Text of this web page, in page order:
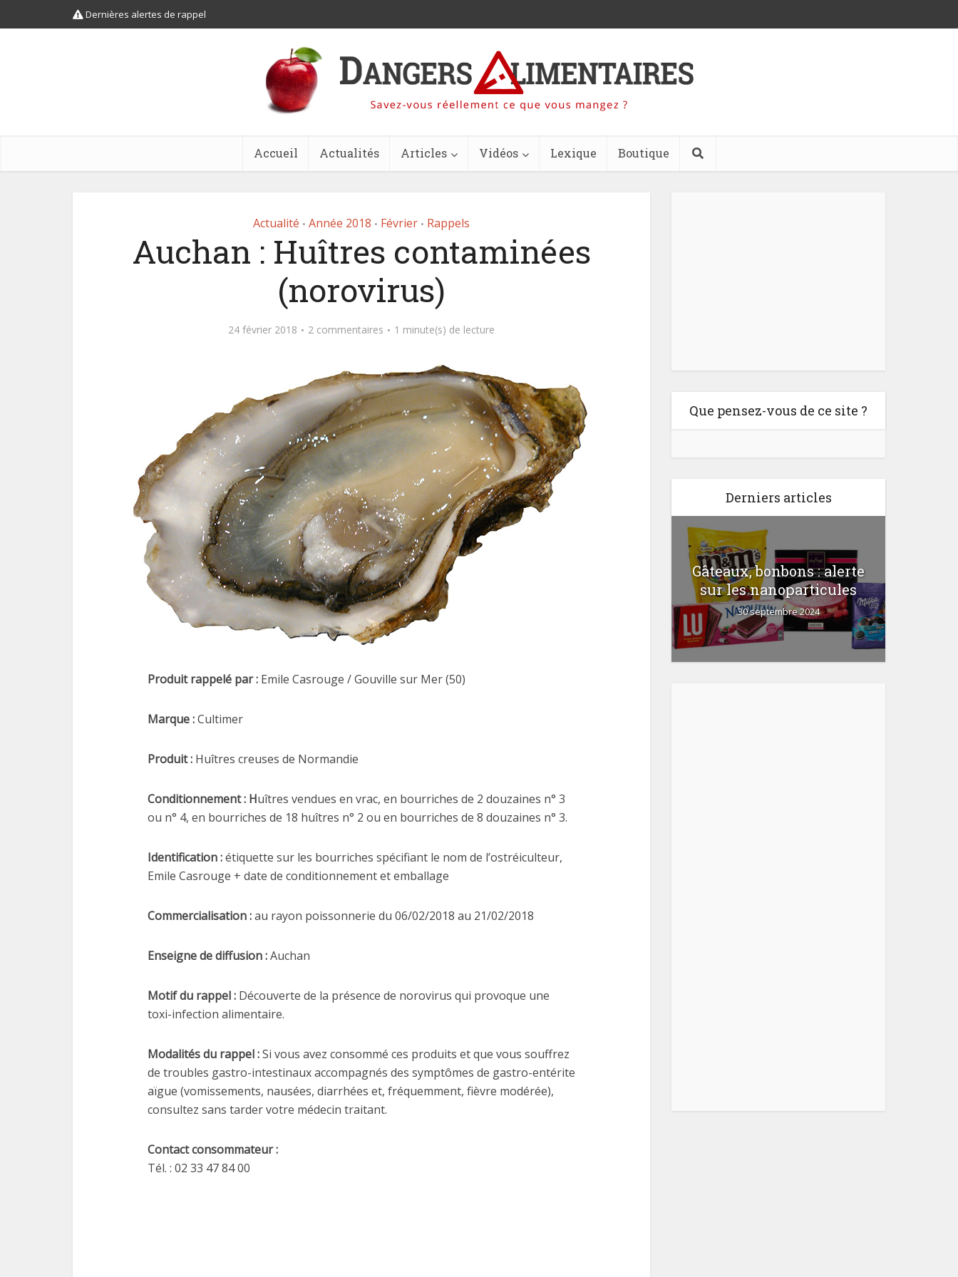
Dernières alertes de rappel
Accueil Actualités Articles Vidéos Lexique Boutique
Actualité • Année 2018 • Février • Rappels
Auchan : Huîtres contaminées
(norovirus)
24 février 2018 2 commentaires 1 minute(s) de lecture
Produit rappelé par : Emile Casrouge / Gouville sur Mer (50)
Marque :Cultimer
Produit : Huîtres creuses de Normandie
Conditionnement : Huîtres vendues en vrac, en bourriches de 2 douzaines n° 3
ou n° 4, en bourriches de 18 huîtres n° 2 ou en bourriches de 8 douzaines n° 3.
Identification :étiquette sur les bourriches spécifiant le nom de l’ostréiculteur,
Emile Casrouge + date de conditionnement et emballage
Commercialisation :au rayon poissonnerie du 06/02/2018 au 21/02/2018
Enseigne de diffusion :Auchan
Motif du rappel : Découverte de la présence de norovirus qui provoque une
toxi-infection alimentaire.
Modalités du rappel :Si vous avez consommé ces produits et que vous souffrez
de troubles gastro-intestinaux accompagnés des symptômes de gastro-entérite
aïgue (vomissements, nausées, diarrhées et, fréquemment, fièvre modérée),
consultez sans tarder votre médecin traitant.
Contact consommateur :
Tél. : 02 33 47 84 00
Que pensez-vous de ce site ?
Derniers articles
Le plastique, pas si
fantastique !
2 octobre 2023
Gâteaux, bonbons : alerte
sur les nanoparticules
30 septembre 2024